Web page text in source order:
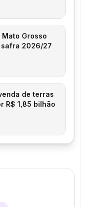
Grosso
safra 2026/27
de terras
R$ 1,85 bilhão